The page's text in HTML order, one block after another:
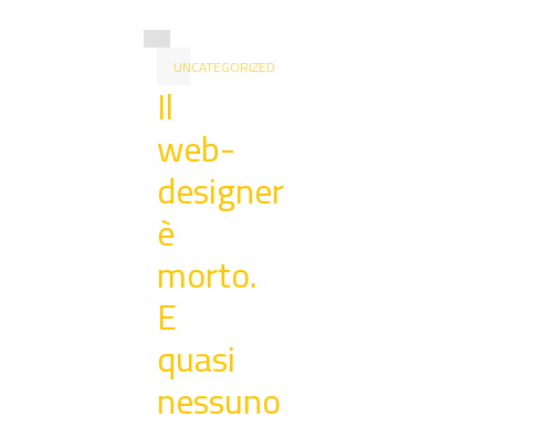
UNCATEGORIZED
Il
web-
designer
è
morto.
E
quasi
nessuno